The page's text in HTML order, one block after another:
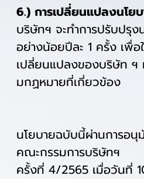
6.) การเปลี่ยนแปลงนโย
บริษัทฯ จะทำการปรับปรุ
อย่างน้อยปีละ 1 ครั้ง เพื่
เปลี่ยนแปลงของบริษัท ฯ
มกฏหมายที่เกี่ยวข้อง
นโยบายฉบับนี้ผ่านการอ
คณะกรรมการบริษัทฯ
ครั้งที่ 4/2565 เมื่อวันที่